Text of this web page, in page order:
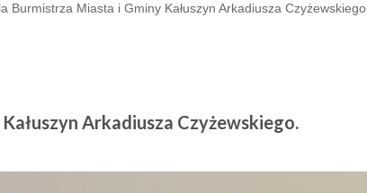
Burmistrza Miasta i Gminy Kałuszyn Arkadiusza Czyżewskiego.
Arkadiusza Czyżewskiego.